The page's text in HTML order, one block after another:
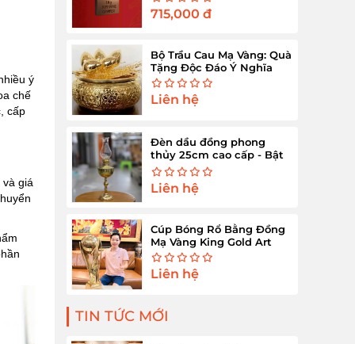
ý
chế
cấp
giá
715,000 đ
Bộ Trầu Cau Mạ Vàng: Quà
Tặng Độc Đáo Ý Nghĩa
Liên hệ
Đèn dầu đồng phong
thủy 25cm cao cấp - Bật
sáng tài lộc
Liên hệ
Cúp Bóng Rổ Bằng Đồng
Mạ Vàng King Gold Art
Liên hệ
TIN TỨC MỚI